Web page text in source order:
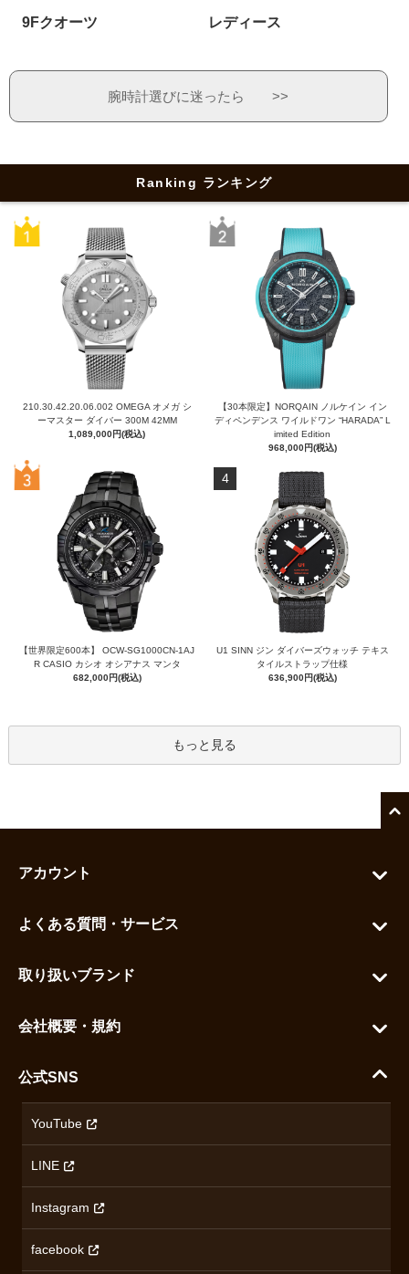
9Fクオーツ
レディース
腕時計選びに迷ったら >>
Ranking ランキング
210.30.42.20.06.002 OMEGA オメガ シ
ーマスター ダイバー 300M 42MM
1,089,000円(税込)
【30本限定】NORQAIN ノルケイン イン
ディペンデンス ワイルドワン “HARADA” L
imited Edition
968,000円(税込)
【世界限定600本】 OCW-SG1000CN-1AJ
R CASIO カシオ オシアナス マンタ
682,000円(税込)
4
U1 SINN ジン ダイバーズウォッチ テキス
タイルストラップ仕様
636,900円(税込)
もっと見る
アカウント
お気に入りを見る
よくある質問・サービス
ご利用ガイド
配送・送料について
取り扱いブランド
セイコー
カシオ
ミナセ
オリエントスター
オメガ
ロンジン
会社概要・規約
沿革
プライバシーポリシー
公式SNS
YouTube
LINE
Instagram
facebook